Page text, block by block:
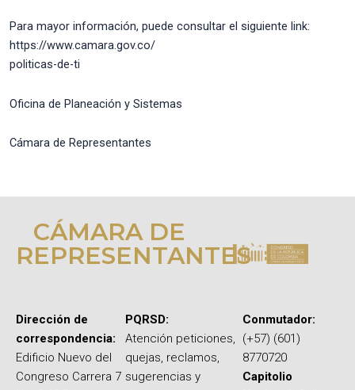
Para mayor información, puede consultar el siguiente link:
https://www.camara.gov.co/
politicas-de-ti
Oficina de Planeación y Sistemas
Cámara de Representantes
CÁMARA DE
REPRESENTANTES
Dirección de
correspondencia:
Edificio Nuevo del
Congreso Carrera 7
PQRSD:
Atención peticiones,
quejas, reclamos,
sugerencias y
Conmutador:
(+57) (601)
8770720
Capitolio